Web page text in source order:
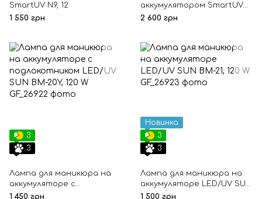
SmartUV N9, 12
1 550 грн
аккумулятором SmartUV
N9A
2 600 грн
3
3
Лампа для маникюра на
аккумуляторе с
подлокотником LED/UV
1 450 грн
Новинка
3
3
Лампа для маникюра на
аккумуляторе LED/UV SUN
BM-21, 120 W
1 500 грн